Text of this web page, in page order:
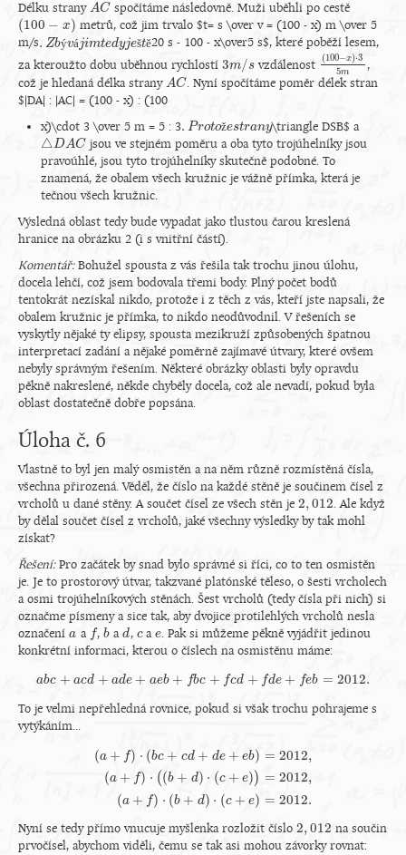
Délku strany AC
AC spočítáme následovně. Muži uběhli po cestě
(100 − x)
(100− x)
metrů, což jim trvalo $t= s \over v = (100 - x) m \over 5
m/s. Zbývájimtedyještě
. Zbývájimtedyještě
20 s - 100 - x\over5 s$, které poběží lesem,
za kteroužto dobu uběhnou rychlostí 3m/s
3m/s vzdálenost
(100−x)⋅3
5m
(100−x)⋅35,
což je hledaná délka strany AC
AC . Nyní spočítáme poměr délek stran
$|DA| : |AC| = (100 - x) : (100
x)\cdot 3 \over 5 m = 5 : 3. Protožestrany
. Protožestrany \triangle DSB$ a
△DAC
△DAC
jsou ve stejném poměru a oba tyto trojúhelníky jsou
pravoúhlé, jsou tyto trojúhelníky skutečně podobné. To
znamená, že obalem všech kružnic je vážně přímka, která je
tečnou všech kružnic.
Výsledná oblast tedy bude vypadat jako tlustou čarou kreslená
hranice na obrázku 2 (i s vnitřní částí).
Komentář:Bohužel spousta z vás řešila tak trochu jinou úlohu,
docela lehčí, což jsem bodovala třemi body. Plný počet bodů
tentokrát nezískal nikdo, protože i z těch z vás, kteří jste napsali, že
obalem kružnic je přímka, to nikdo neodůvodnil. V řešeních se
vyskytly nějaké ty elipsy, spousta mezikruží způsobených špatnou
interpretací zadání a nějaké poměrně zajímavé útvary, které ovšem
nebyly správným řešením. Některé obrázky oblasti byly opravdu
pěkně nakreslené, někde chyběly docela, což ale nevadí, pokud byla
oblast dostatečně dobře popsána.
Úloha č. 6
Vlastně to byl jen malý osmistěn a na něm různě rozmístěná čísla,
všechna přirozená. Věděl, že číslo na každé stěně je součinem čísel z
vrcholů u dané stěny. A součet čísel ze všech stěn je 2, 012
2,012 . Ale když
by dělal součet čísel z vrcholů, jaké všechny výsledky by tak mohl
získat?
Řešení:Pro začátek by snad bylo správné si říci, co to ten osmistěn
je. Je to prostorový útvar, takzvané platónské těleso, o šesti vrcholech
a osmi trojúhelníkových stěnách. Šest vrcholů (tedy čísla při nich) si
označme písmeny a sice tak, aby dvojice protilehlých vrcholů nesla
označení a
a a f
f ,b
b ad
d, c
cae
e. Pak si můžeme pěkně vyjádřit jedinou
konkrétní informaci, kterou o číslech na osmistěnu máme:
abc + acd + ade + aeb + fbc + fcd + fde + feb = 2012.
ab c+acd+ade+aeb +fbc +fc d+fd e+ feb=2012.
To je velmi nepřehledná rovnice, pokud si však trochu pohrajeme s
vytýkáním...
(a + f) ⋅ (bc + cd + de + eb)
(a + f) ⋅ ((b + d) ⋅ (c + e))
(a + f) ⋅ (b + d) ⋅ (c + e)
= 2012,
= 2012,
= 2012.
+f) ⋅(b c+c d +de +e b)= 2012,(a+f)⋅ ((b +d)⋅(c+
Nyní se tedy přímo vnucuje myšlenka rozložit číslo 2,012
2,012
na součin
prvočísel, abychom viděli, čemu se tak asi mohou závorky rovnat: